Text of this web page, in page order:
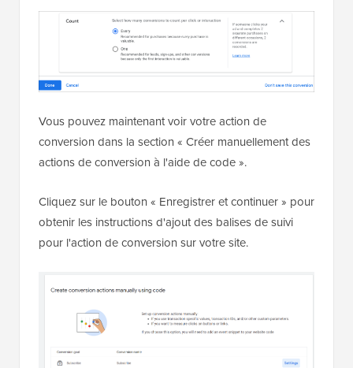
Vous pouvez maintenant voir votre action de
conversion dans la section « Créer manuellement des
actions de conversion à l'aide de code ».
Cliquez sur le bouton « Enregistrer et continuer » pour
obtenir les instructions d'ajout des balises de suivi
pour l'action de conversion sur votre site.